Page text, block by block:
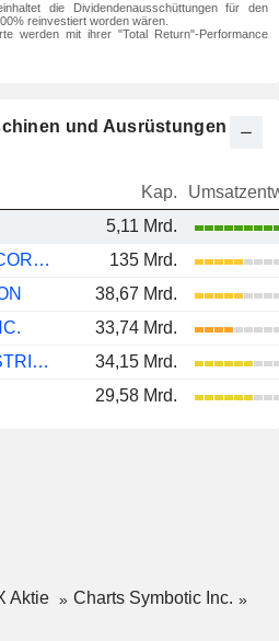
die Dividendenausschüttungen für den
reinvestiert worden wären.
werden mit ihrer "Total Return"-Performance
und Ausrüstungen
Kap.
5,11 Mrd.
PARKER-HANNIFIN CORPORATION
135 Mrd.
38,67 Mrd.
33,74 Mrd.
TECHTRONIC INDUSTRIES COMPANY LIMITED
34,15 Mrd.
29,58 Mrd.
Aktie
Charts Symbotic Inc.